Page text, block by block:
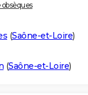
(Saône-et-Loire)
(Saône-et-Loire)